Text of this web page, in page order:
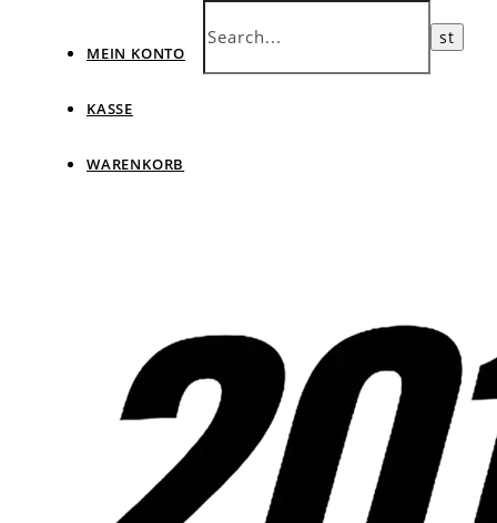
MEIN KONTO
KASSE
WARENKORB